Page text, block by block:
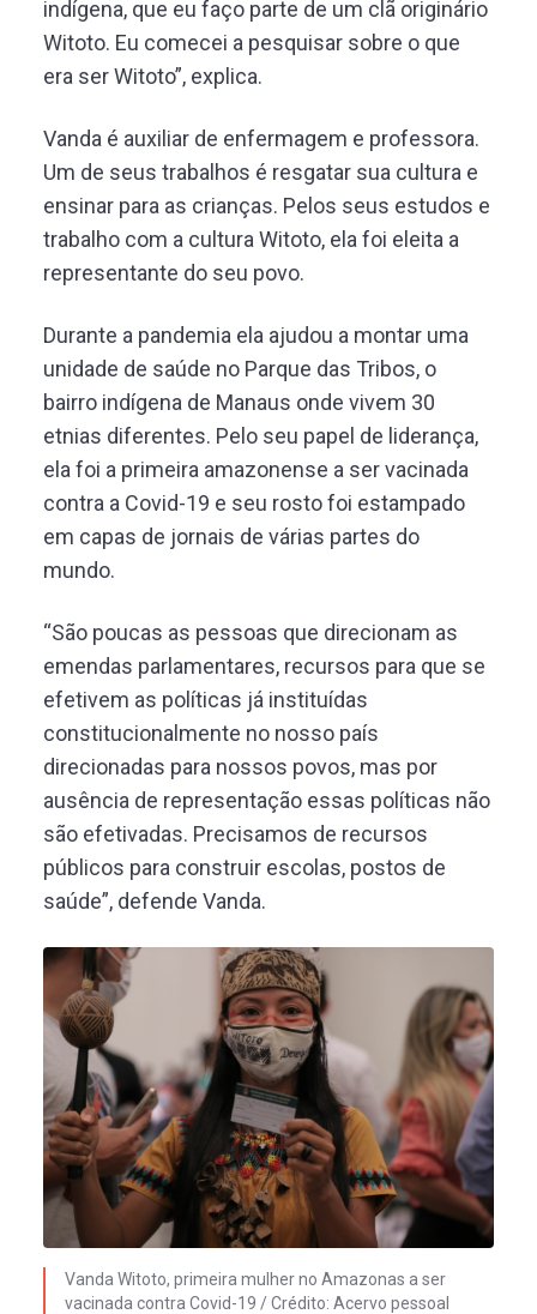
indígena, que eu faço parte de um clã originário
Witoto. Eu comecei a pesquisar sobre o que
era ser Witoto”, explica.
Vanda é auxiliar de enfermagem e professora.
Um de seus trabalhos é resgatar sua cultura e
ensinar para as crianças. Pelos seus estudos e
trabalho com a cultura Witoto, ela foi eleita a
representante do seu povo.
Durante a pandemia ela ajudou a montar uma
unidade de saúde no Parque das Tribos, o
bairro indígena de Manaus onde vivem 30
etnias diferentes. Pelo seu papel de liderança,
ela foi a primeira amazonense a ser vacinada
contra a Covid-19 e seu rosto foi estampado
em capas de jornais de várias partes do
mundo.
“São poucas as pessoas que direcionam as
emendas parlamentares, recursos para que se
efetivem as políticas já instituídas
constitucionalmente no nosso país
direcionadas para nossos povos, mas por
ausência de representação essas políticas não
são efetivadas. Precisamos de recursos
públicos para construir escolas, postos de
saúde”, defende Vanda.
Vanda Witoto, primeira mulher no Amazonas a ser
vacinada contra Covid-19 / Crédito: Acervo pessoal